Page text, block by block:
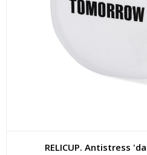
RELICUP. Antistress